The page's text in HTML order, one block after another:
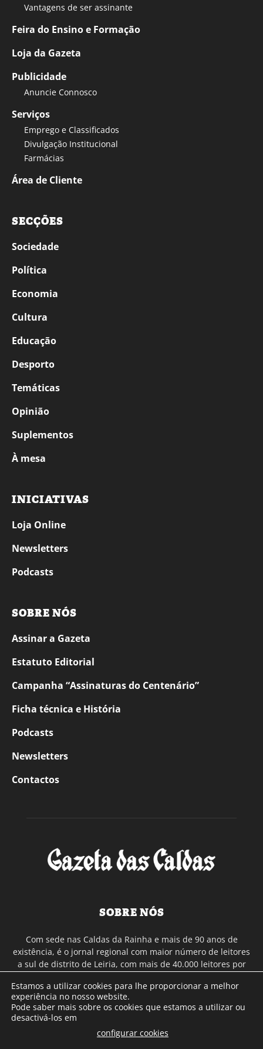
Vantagens de ser assinante
Feira do Ensino e Formação
Loja da Gazeta
Publicidade
Anuncie Connosco
Serviços
Emprego e Classificados
Divulgação Institucional
Farmácias
Área de Cliente
SECÇÕES
Sociedade
Política
Economia
Cultura
Educação
Desporto
Temáticas
Opinião
Suplementos
À mesa
INICIATIVAS
Loja Online
Newsletters
Podcasts
SOBRE NÓS
Assinar a Gazeta
Estatuto Editorial
Campanha “Assinaturas do Centenário”
Ficha técnica e História
Podcasts
Newsletters
Contactos
SOBRE NÓS
Com sede nas Caldas da Rainha e mais de 90 anos de
existência, é o jornal regional com maior número de leitores
a sul de distrito de Leiria, com mais de 40.000 leitores por
Continental e assinatura online.
SIGA-NOS
Estamos a utilizar cookies para lhe proporcionar a melhor
experiência no nosso website.
Pode saber mais sobre os cookies que estamos a utilizar ou
desactivá-los em
configurar cookies